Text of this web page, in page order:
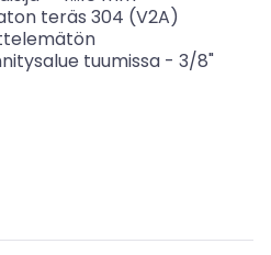
teräs 304 (V2A)
tuumissa- 3/8"